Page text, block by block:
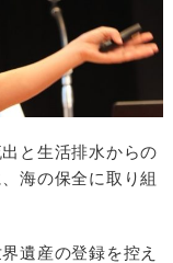
と生活排水からの
海の保全に取り組
遺産の登録を控え